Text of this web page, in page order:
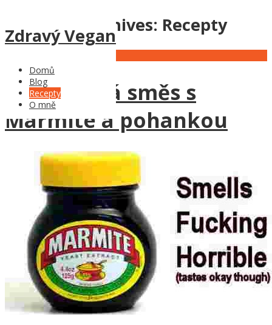
Zdravý Vegan
Domů
Blog
Recepty
O mně
Category Archives: Recepty
Zeleninová směs s
Marmite a pohankou